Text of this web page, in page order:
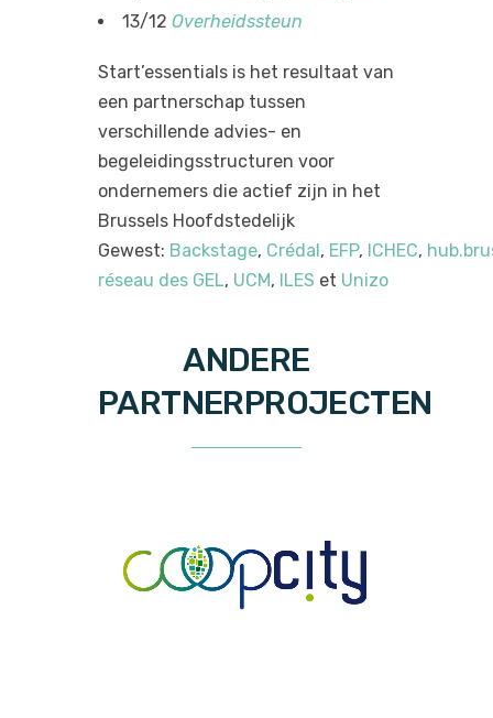
13/12 Overheidssteun
Start’essentials is het resultaat van
een partnerschap tussen
verschillende advies- en
begeleidingsstructuren voor
ondernemers die actief zijn in het
Brussels Hoofdstedelijk
Gewest: Backstage, Crédal, EFP, ICHEC,
réseau des GEL, UCM, ILES et Unizo
ANDERE
PARTNERPROJECTEN